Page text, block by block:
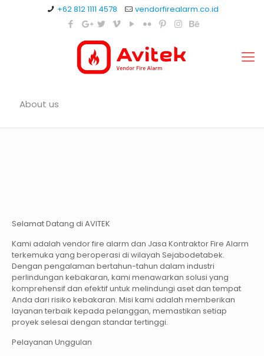
+62 812 1111 4578 vendorfirealarm.co.id
About us
Selamat Datang di AVITEK
Kami adalah vendor fire alarm dan Jasa Kontraktor Fire Alarm
terkemuka yang beroperasi di wilayah Sejabodetabek.
Dengan pengalaman bertahun-tahun dalam industri
perlindungan kebakaran, kami menawarkan solusi yang
komprehensif dan efektif untuk melindungi aset dan tempat
Anda dari risiko kebakaran. Misi kami adalah memberikan
layanan terbaik kepada pelanggan, memastikan setiap
proyek selesai dengan standar tertinggi.
Pelayanan Unggulan